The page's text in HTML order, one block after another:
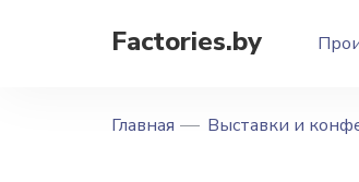
Factories.by
Главная Выставки и